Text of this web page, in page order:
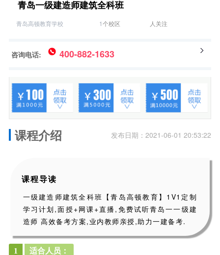
青岛一级建造师建筑全科班
青岛高顿教育学校 1个校区 人关注
咨询电话: 400-882-1633
课程介绍 发布日期：2021-06-01 20:53:22
课程导读
一级建造师建筑全科班【青岛高顿教育】1V1定制
学习计划,面授+网课+直播,免费试听青岛一一级建
造师 高效备考方案,业内教师亲授,助力一建备考.
1 适合人员：